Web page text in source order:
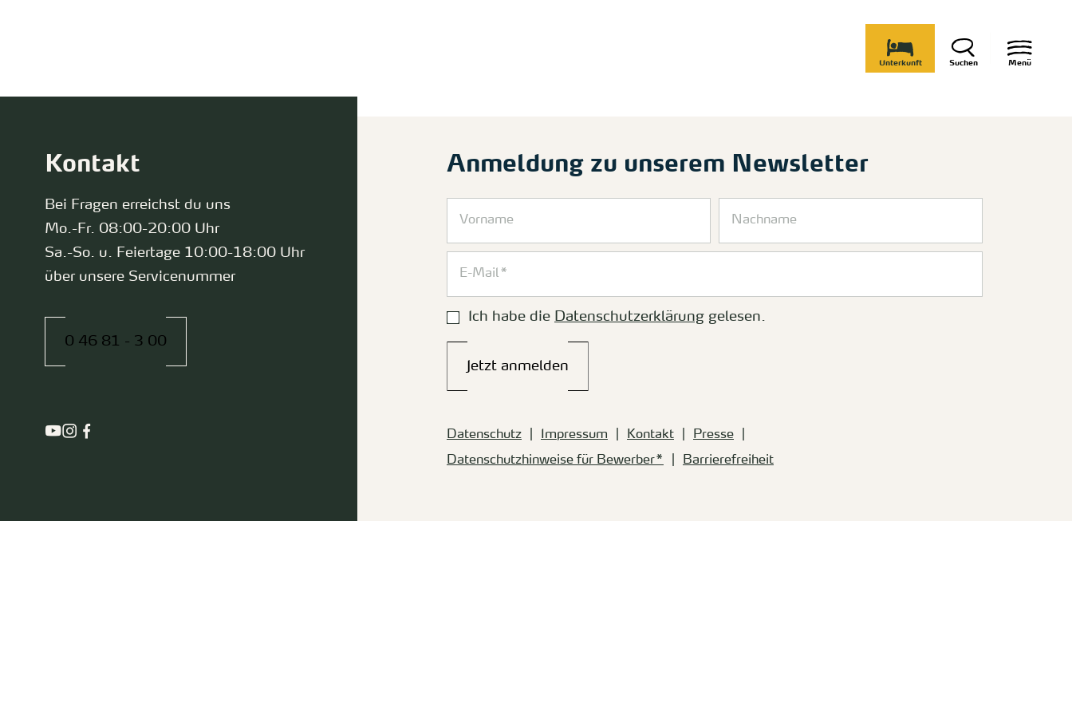
Menü
Suchen
Unterkunft
Anmeldung zu unserem Newsletter
Ich habe die Datenschutzerklärung gelesen.
Jetzt anmelden
Datenschutz Impressum Kontakt
Presse
Datenschutzhinweise für Bewerber*
Barrierefreiheit
Kontakt
Bei Fragen erreichst du uns
Mo.-Fr. 08:00-20:00 Uhr
Sa.-So. u. Feiertage 10:00-18:00 Uhr
über unsere Servicenummer
0 46 81 - 3 00